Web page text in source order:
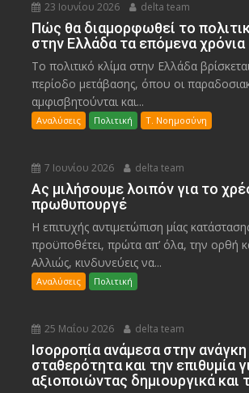
23 Ιουνίου 2026 delta team
Πώς θα διαμορφωθεί το
στην Ελλάδα τα επόμενα χρόνια
Το πολιτικό κλίμα στην Ελλάδα
περίοδο μετάβασης, όπου οι
αμφισβητούνται και...
Αναλύσεις Πολιτική Τ. Νοημοσύνη
7 Ιουνίου 2026 delta team
Ας μιλήσουμε λοιπόν για το
πρωθυπουργέ
Η επιτυχής αντιμετώπιση μίας
προϋποθέτει, πρώτα απ’ όλα, την ορθή
Αλλιώς, κινδυνεύεις να...
Αναλύσεις Πολιτική
25 Μαΐου 2026 delta team
Ισορροπία ανάμεσα στην ανάγκη
σταθερότητα και την επιθυμία
αξιοποιώντας δημιουργικά και